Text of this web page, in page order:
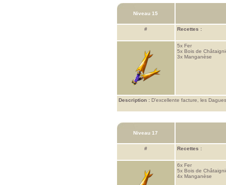
Niveau 15
# Recettes :
5x Fer
5x Bois de
3x Manganèse
Description : D'excellente facture, les
Niveau 17
# Recettes :
6x Fer
5x Bois de
4x Manganèse